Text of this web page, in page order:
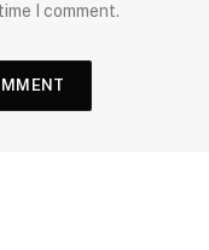
I comment.